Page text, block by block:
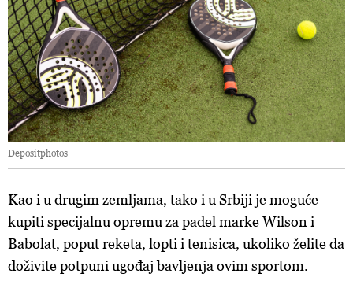
Depositphotos
Kao i u drugim zemljama, tako i u Srbiji je moguće
kupiti specijalnu opremu za padel marke Wilson i
Babolat, poput reketa, lopti i tenisica, ukoliko želite da
doživite potpuni ugođaj bavljenja ovim sportom.